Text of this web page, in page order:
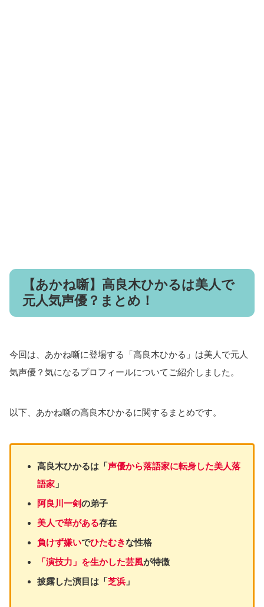
【あかね噺】高良木ひかるは美人で
元人気声優？まとめ！
今回は、あかね噺に登場する「高良木ひかる」は美人で元人
気声優？気になるプロフィールについてご紹介しました。
以下、あかね噺の高良木ひかるに関するまとめです。
高良木ひかるは「声優から落語家に転身した美人落
語家 」
阿良川一剣の弟子
美人で華がある存在
負けず嫌いでひたむきな性格
「演技力」を生かした芸風が特徴
披露した演目は「芝浜 」